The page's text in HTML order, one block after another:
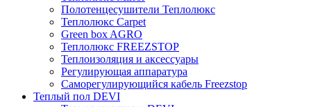
Полотенцесушители Теплолюкс
Теплолюкс Carpet
Green box AGRO
Теплолюкс FREEZSTOP
Теплоизоляция и аксессуары
Регулирующая аппаратура
Cаморегулирующийся кабель Freezstop
Теплый пол DEVI